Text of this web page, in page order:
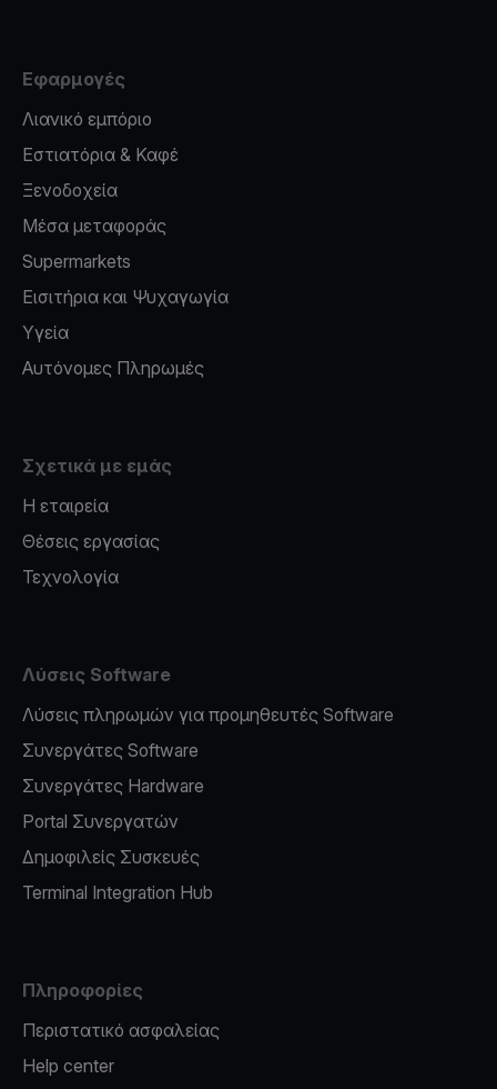
Εφαρμογές
Λιανικό εμπόριο
Εστιατόρια & Καφέ
Ξενοδοχεία
Μέσα μεταφοράς
Supermarkets
Εισιτήρια και Ψυχαγωγία
Υγεία
Αυτόνομες Πληρωμές
Σχετικά με εμάς
Η εταιρεία
Θέσεις εργασίας
Τεχνολογία
Λύσεις Software
Λύσεις πληρωμών για προμηθευτές Software
Συνεργάτες Software
Συνεργάτες Hardware
Portal Συνεργατών
Δημοφιλείς Συσκευές
Terminal Integration Hub
Πληροφορίες
Περιστατικό ασφαλείας
Help center